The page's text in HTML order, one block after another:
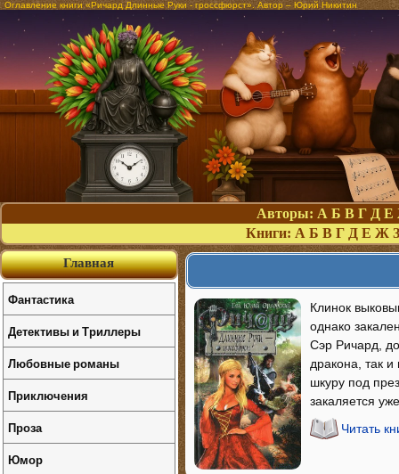
Оглавление книги «Ричард Длинные Руки - гроссфюрст». Автор – Юрий Никитин
Авторы: А Б В Г Д Е
Книги: А Б В Г Д Е Ж З
Клинок
однако
Сэр Ричард,
дракона, так
шкуру под
закаляется
Читать
Главная
Фантастика
Детективы и Триллеры
Любовные романы
Приключения
Проза
Юмор